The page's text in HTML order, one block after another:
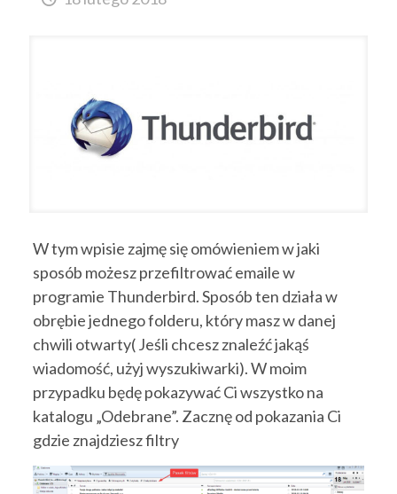
W tym wpisie zajmę się omówieniem w jaki
sposób możesz przefiltrować emaile w
programie Thunderbird. Sposób ten działa w
obrębie jednego folderu, który masz w danej
chwili otwarty( Jeśli chcesz znaleźć jakąś
wiadomość, użyj wyszukiwarki). W moim
przypadku będę pokazywać Ci wszystko na
katalogu „Odebrane”. Zacznę od pokazania Ci
gdzie znajdziesz filtry